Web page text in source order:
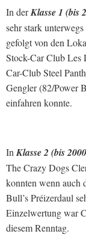
In derKlasse 1 (bis
sehr stark
gefolgt von den
Stock-Car Club Les
Car-Club Steel
Gengler (82/Power
einfahren konnte.
InKlasse 2 (bis
The Crazy Dogs
konnten wenn auch
Bull’s Préizerdaul
Einzelwertung war
diesem Renntag.